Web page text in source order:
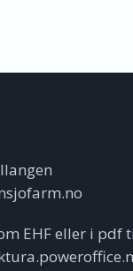
EHF eller i pdf